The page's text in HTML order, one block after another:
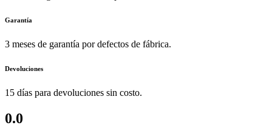
Garantía
3 meses de garantía por defectos de fábrica.
Devoluciones
15 días para devoluciones sin costo.
0.0